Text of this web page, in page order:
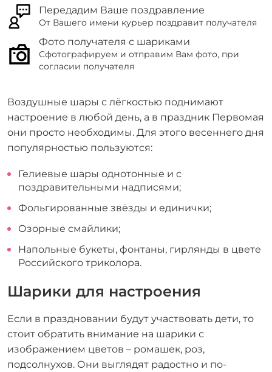
Передадим Ваше поздравление
От Вашего имени курьер поздравит получателя
Фото получателя с шариками
Сфотографируем и отправим Вам фото, при
согласии получателя
Воздушные шары с лёгкостью поднимают
настроение в любой день, а в праздник Первомая
они просто необходимы. Для этого весеннего дня
популярностью пользуются:
Гелиевые шары однотонные и с
поздравительными надписями;
Фольгированные звёзды и единички;
Озорные смайлики;
Напольные букеты, фонтаны, гирлянды в цвете
Российского триколора.
Шарики для настроения
Если в праздновании будут участвовать дети, то
стоит обратить внимание на шарики с
изображением цветов – ромашек, роз,
подсолнухов. Они выглядят радостно и по-